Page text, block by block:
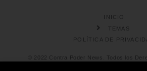
INICIO
TEMAS
POLÍTICA DE
© 2022 Contra Poder News. Todos los